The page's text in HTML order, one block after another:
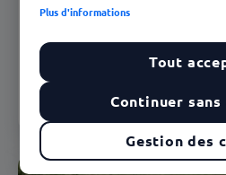
Quand un collaborateur
En savoir plus
Plus d'informations
Gestion des
Continuer
Tout